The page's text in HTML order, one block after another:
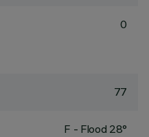
0
77
F - Flood 28°